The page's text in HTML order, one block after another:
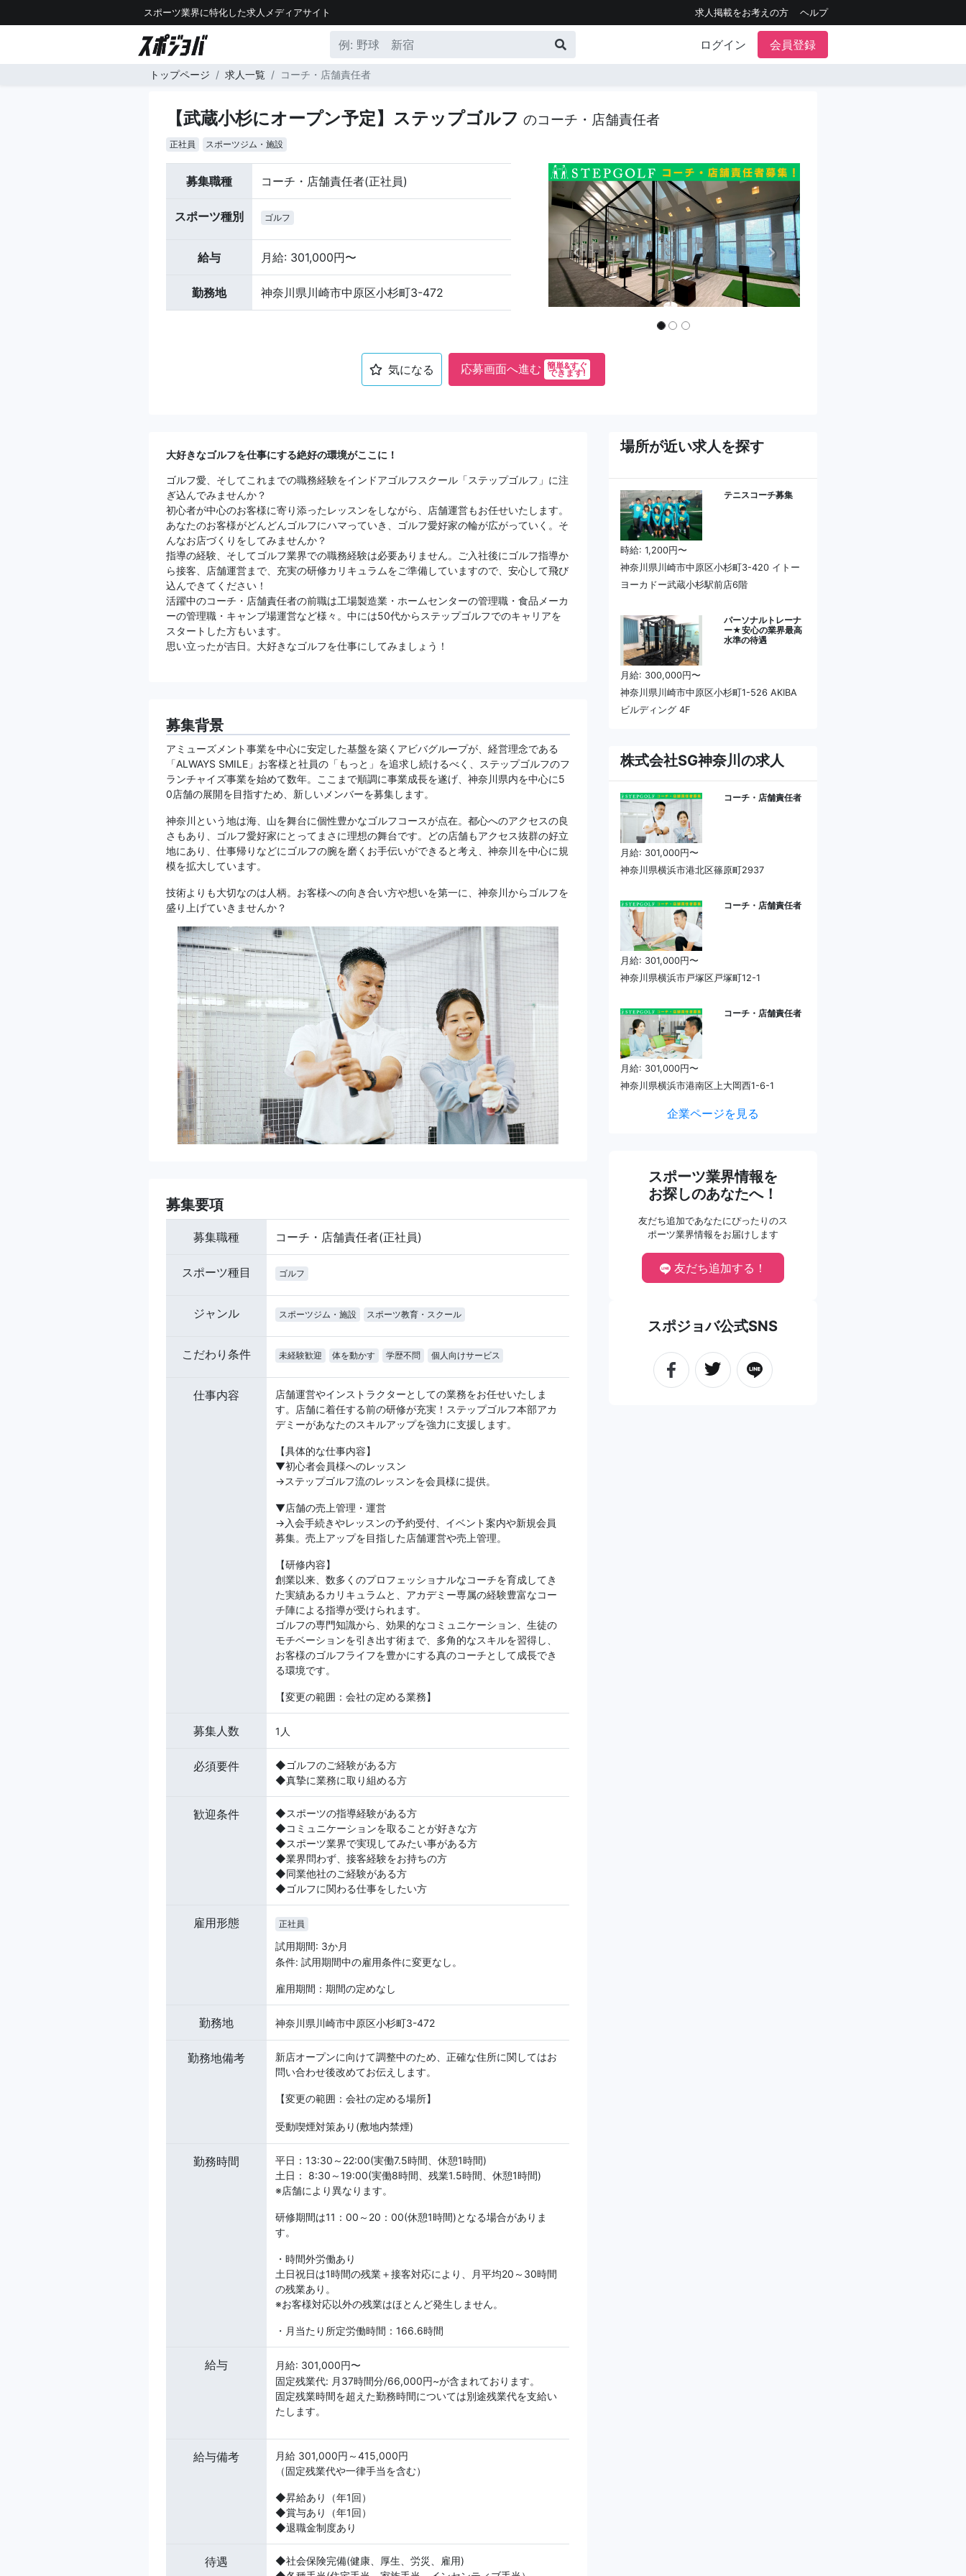
スポーツ業界に特化した求人メディアサイト 求人掲載をお考えの方 ヘルプ
ログイン 会員登録
トップページ 求人一覧 コーチ・店舗責任者
【武蔵小杉にオープン予定】ステップゴルフ のコーチ・店舗責任者
正社員 スポーツジム・施設
募集職種 コーチ・店舗責任者(正社員)
スポーツ種別 ゴルフ
給与 月給: 301,000円〜
勤務地 神奈川県川崎市中原区小杉町3-472
気になる 応募画面へ進む 簡単&すぐ
できます!
大好きなゴルフを仕事にする絶好の環境がここに！
ゴルフ愛、そしてこれまでの職務経験をインドアゴルフスクール「ステップゴルフ」に注
ぎ込んでみませんか？
初心者が中心のお客様に寄り添ったレッスンをしながら、店舗運営もお任せいたします。
あなたのお客様がどんどんゴルフにハマっていき、ゴルフ愛好家の輪が広がっていく。そ
んなお店づくりをしてみませんか？
指導の経験、そしてゴルフ業界での職務経験は必要ありません。ご入社後にゴルフ指導か
ら接客、店舗運営まで、充実の研修カリキュラムをご準備していますので、安心して飛び
込んできてください！
活躍中のコーチ・店舗責任者の前職は工場製造業・ホームセンターの管理職・食品メーカ
ーの管理職・キャンプ場運営など様々。中には50代からステップゴルフでのキャリアを
スタートした方もいます。
思い立ったが吉日。大好きなゴルフを仕事にしてみましょう！
募集背景
アミューズメント事業を中心に安定した基盤を築くアビバグループが、経営理念である
「ALWAYS SMILE」お客様と社員の「もっと」を追求し続けるべく、ステップゴルフのフ
ランチャイズ事業を始めて数年。ここまで順調に事業成長を遂げ、神奈川県内を中心に5
0店舗の展開を目指すため、新しいメンバーを募集します。
神奈川という地は海、山を舞台に個性豊かなゴルフコースが点在。都心へのアクセスの良
さもあり、ゴルフ愛好家にとってまさに理想の舞台です。どの店舗もアクセス抜群の好立
地にあり、仕事帰りなどにゴルフの腕を磨くお手伝いができると考え、神奈川を中心に規
模を拡大しています。
技術よりも大切なのは人柄。お客様への向き合い方や想いを第一に、神奈川からゴルフを
盛り上げていきませんか？
募集要項
募集職種 コーチ・店舗責任者(正社員)
スポーツ種目 ゴルフ
ジャンル スポーツジム・施設 スポーツ教育・スクール
こだわり条件 未経験歓迎 体を動かす 学歴不問 個人向けサービス
仕事内容
店舗運営やインストラクターとしての業務をお任せいたしま
す。店舗に着任する前の研修が充実！ステップゴルフ本部アカ
デミーがあなたのスキルアップを強力に支援します。
【具体的な仕事内容】
▼初心者会員様へのレッスン
→ステップゴルフ流のレッスンを会員様に提供。
▼店舗の売上管理・運営
→入会手続きやレッスンの予約受付、イベント案内や新規会員
募集。売上アップを目指した店舗運営や売上管理。
【研修内容】
創業以来、数多くのプロフェッショナルなコーチを育成してき
た実績あるカリキュラムと、アカデミー専属の経験豊富なコー
チ陣による指導が受けられます。
ゴルフの専門知識から、効果的なコミュニケーション、生徒の
モチベーションを引き出す術まで、多角的なスキルを習得し、
お客様のゴルフライフを豊かにする真のコーチとして成長でき
る環境です。
【変更の範囲：会社の定める業務】
募集人数 1人
必須要件
◆ゴルフのご経験がある方
◆真摯に業務に取り組める方
歓迎条件
◆スポーツの指導経験がある方
◆コミュニケーションを取ることが好きな方
◆スポーツ業界で実現してみたい事がある方
◆業界問わず、接客経験をお持ちの方
◆同業他社のご経験がある方
◆ゴルフに関わる仕事をしたい方
雇用形態 正社員
試用期間: 3か月
条件: 試用期間中の雇用条件に変更なし。
雇用期間：期間の定めなし
勤務地 神奈川県川崎市中原区小杉町3-472
勤務地備考
新店オープンに向けて調整中のため、正確な住所に関してはお
問い合わせ後改めてお伝えします。
【変更の範囲：会社の定める場所】
受動喫煙対策あり(敷地内禁煙)
勤務時間
平日：13:30～22:00(実働7.5時間、休憩1時間)
土日： 8:30～19:00(実働8時間、残業1.5時間、休憩1時間)
※店舗により異なります。
研修期間は11：00～20：00(休憩1時間)となる場合がありま
す。
・時間外労働あり
土日祝日は1時間の残業＋接客対応により、月平均20～30時間
の残業あり。
※お客様対応以外の残業はほとんど発生しません。
・月当たり所定労働時間：166.6時間
給与
月給: 301,000円〜
固定残業代: 月37時間分/66,000円~が含まれております。
固定残業時間を超えた勤務時間については別途残業代を支給い
たします。
給与備考
月給 301,000円～415,000円
（固定残業代や一律手当を含む）
◆昇給あり（年1回）
◆賞与あり（年1回）
◆退職金制度あり
待遇
◆社会保険完備(健康、厚生、労災、雇用)
場所が近い求人を探す
テニスコーチ募集
時給: 1,200円〜
神奈川県川崎市中原区小杉町3-420 イトー
ヨーカドー武蔵小杉駅前店6階
パーソナルトレーナ
ー★安心の業界最高
水準の待遇
月給: 300,000円〜
神奈川県川崎市中原区小杉町1-526 AKIBA
ビルディング 4F
株式会社SG神奈川の求人
コーチ・店舗責任者
月給: 301,000円〜
神奈川県横浜市港北区篠原町2937
コーチ・店舗責任者
月給: 301,000円〜
神奈川県横浜市戸塚区戸塚町12-1
コーチ・店舗責任者
月給: 301,000円〜
神奈川県横浜市港南区上大岡西1-6-1
企業ページを見る
スポーツ業界情報を
お探しのあなたへ！
友だち追加であなたにぴったりのス
ポーツ業界情報をお届けします
友だち追加する！
スポジョバ公式SNS